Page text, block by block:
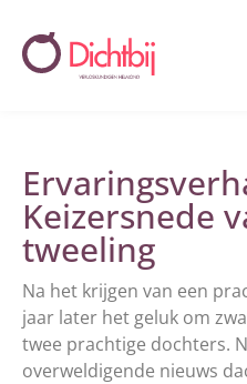
Keizersnede
tweeling
Na het krijgen van een
jaar later het geluk om
twee prachtige dochters.
overweldigende nieuws